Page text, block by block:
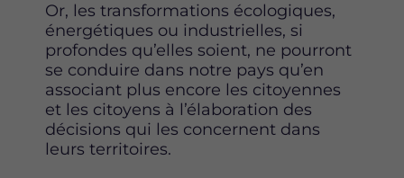
Or, les transformations écologiques,
énergétiques ou industrielles, si
profondes qu’elles soient, ne pourront
se conduire dans notre pays qu’en
associant plus encore les citoyennes
et les citoyens à l’élaboration des
décisions qui les concernent dans
leurs territoires.